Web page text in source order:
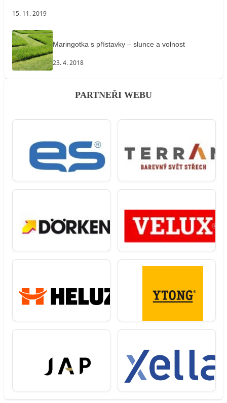
15. 11. 2019
Maringotka s přístavky – slunce a volnost
23. 4. 2018
PARTNEŘI WEBU